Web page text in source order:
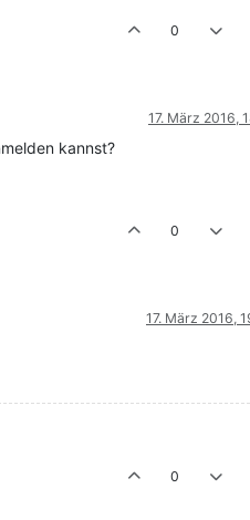
0
17. März 2016,
kannst?
0
17. März 2016,
0